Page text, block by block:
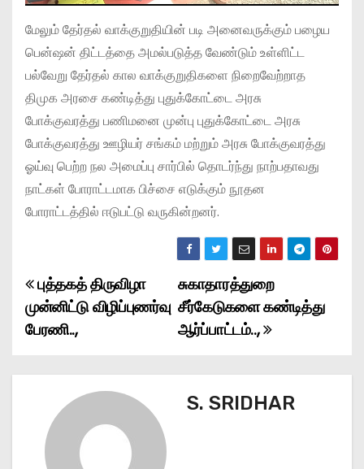
மேலும் தேர்தல் வாக்குறுதியின் படி அனைவருக்கும் பழைய
பென்ஷன் திட்டத்தை அமல்படுத்த வேண்டும் உள்ளிட்ட
பல்வேறு தேர்தல் கால வாக்குறுதிகளை நிறைவேற்றாத
திமுக அரசை கண்டித்து புதுக்கோட்டை அரசு
போக்குவரத்து பணிமனை முன்பு புதுக்கோட்டை அரசு
போக்குவரத்து ஊழியர் சங்கம் மற்றும் அரசு போக்குவரத்து
ஓய்வு பெற்ற நல அமைப்பு சார்பில் தொடர்ந்து நாற்பதாவது
நாட்கள் போராட்டமாக பிச்சை எடுக்கும் நூதன
போராட்டத்தில் ஈடுபட்டு வருகின்றனர்.
P
o
சுகாதாரத்துறை
சீர்கேடுகளை கண்டித்து
ஆர்ப்பாட்டம்..,
புத்தகத் திருவிழா
முன்னிட்டு விழிப்புணர்வு
பேரணி..,
S. SRIDHAR